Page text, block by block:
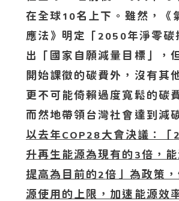
在全球 10名上下。雖然，《
應法》明定「2050年淨零碳
出「國家自願減量目標」，
開始課徵的碳費外，沒有其
更不可能倚賴過度寬鬆的碳
而然地帶領台灣社會達到減
以去年COP28 大會決議：「
升再生能源為現有的3倍，
提高為目前的2倍」為政策
源使用的上限，加速能源效